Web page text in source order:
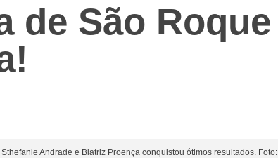
de São Roque
Andrade e Biatriz Proença conquistou ótimos resultados. Foto: